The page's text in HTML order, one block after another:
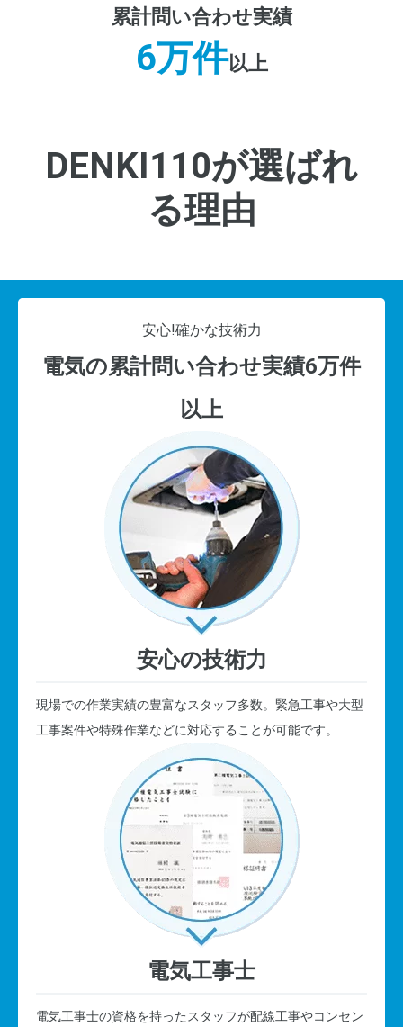
累計問い合わせ実績
6万件以上
DENKI110が選ばれ
る理由
安心!確かな技術力
電気の累計問い合わせ実績6万件
以上
安心の技術力
現場での作業実績の豊富なスタッフ多数。緊急工事や大型
工事案件や特殊作業などに対応することが可能です。
電気工事士
電気工事士の資格を持ったスタッフが配線工事やコンセン